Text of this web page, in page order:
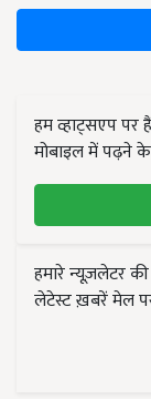
हम व्हाट्सएप
मोबाइल में पढ़ने
हमारे न्यूज़लेटर
लेटेस्ट ख़बरें मेल